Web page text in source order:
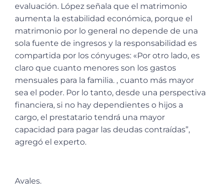
evaluación. López señala que el matrimonio
aumenta la estabilidad económica, porque el
matrimonio por lo general no depende de una
sola fuente de ingresos y la responsabilidad es
compartida por los cónyuges: «Por otro lado, es
claro que cuanto menores son los gastos
mensuales para la familia. , cuanto más mayor
sea el poder. Por lo tanto, desde una perspectiva
financiera, si no hay dependientes o hijos a
cargo, el prestatario tendrá una mayor
capacidad para pagar las deudas contraídas”,
agregó el experto.
Avales.